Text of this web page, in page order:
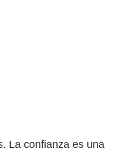
La confianza es una